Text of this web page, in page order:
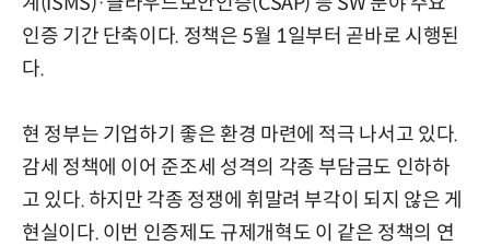
인증 기간 단축이다. 정책은 5월 1일부터 곧바로 시행된
다.
현 정부는 기업하기 좋은 환경 마련에 적극 나서고 있다.
감세 정책에 이어 준조세 성격의 각종 부담금도 인하하
고 있다. 하지만 각종 정쟁에 휘말려 부각이 되지 않은 게
현실이다. 이번 인증제도 규제개혁도 이 같은 정책의 연